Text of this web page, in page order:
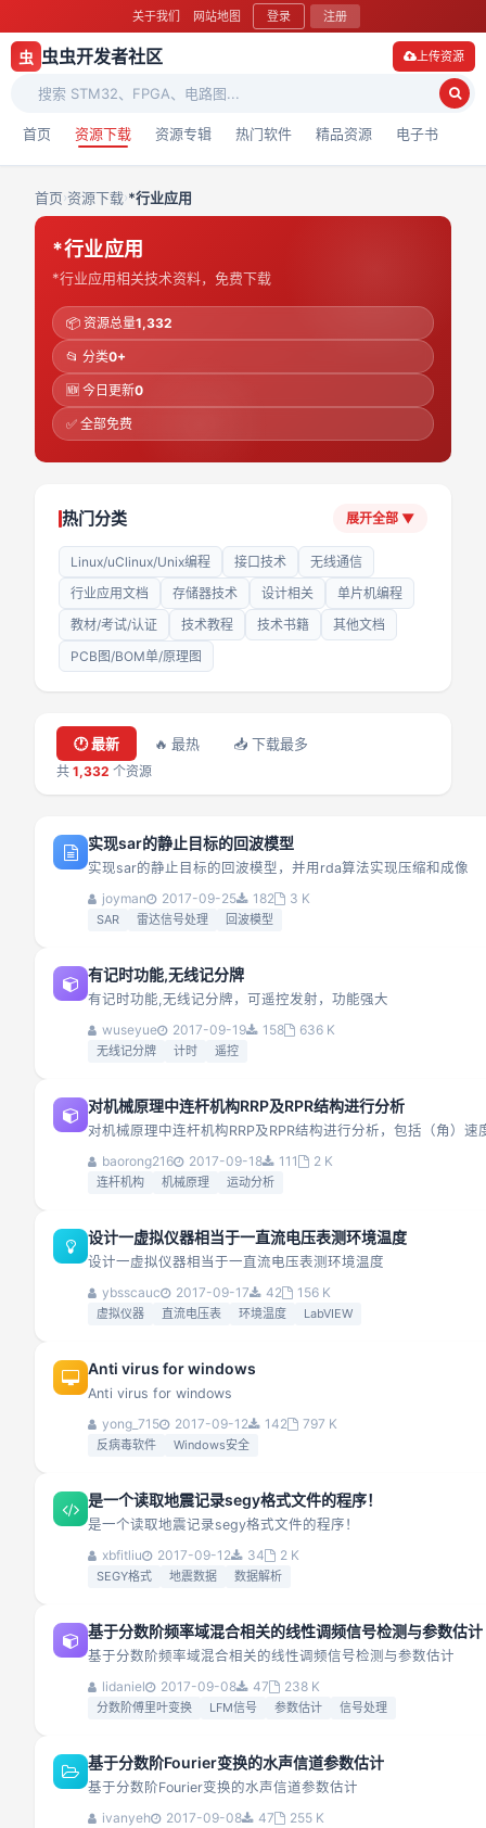
关于我们 网站地图 登录 注册
虫 虫虫开发者社区
首页 资源下载 资源专辑 热门软件 精品资源 电子书
上传资源
首页›资源下载›*行业应用
*行业应用
*行业应用相关技术资料，免费下载
📦 资源总量1,332
📂 分类0+
🆕 今日更新0
✅ 全部免费
热门分类 展开全部 ▼
Linux/uClinux/Unix编程 接口技术
无线通信
行业应用文档
存储器技术 设计相关
单片机编程
教材/考试/认证
技术教程 技术书籍
其他文档
PCB图/BOM单/原理图
🕐 最新 🔥 最热 📥 下载最多
共 1,332 个资源
实现sar的静止目标的回波模型
实现sar的静止目标的回波模型，并用rda算法实现压缩和成像
joyman
2017-09-25 182 3 K
SAR 雷达信号处理 回波模型
有记时功能,无线记分牌
有记时功能,无线记分牌，可遥控发射，功能强大
wuseyue
2017-09-19 158 636 K
无线记分牌 计时 遥控
对机械原理中连杆机构RRP及RPR结构进行分析
对机械原理中连杆机构RRP及RPR结构进行分析，包括（角）
baorong216
2017-09-18 111 2 K
连杆机构 机械原理 运动分析
设计一虚拟仪器相当于一直流电压表测环境温度
设计一虚拟仪器相当于一直流电压表测环境温度
ybsscauc
2017-09-17 42 156 K
虚拟仪器 直流电压表 环境温度 LabVIEW
Anti virus for windows
Anti virus for windows
yong_715
2017-09-12 142 797 K
反病毒软件 Windows安全
是一个读取地震记录segy格式文件的程序！
是一个读取地震记录segy格式文件的程序！
xbfitliu
2017-09-12 34 2 K
SEGY格式 地震数据 数据解析
基于分数阶频率域混合相关的线性调频信号检测与参数估计
基于分数阶频率域混合相关的线性调频信号检测与参数估计
lidaniel
2017-09-08 47 238 K
分数阶傅里叶变换 LFM信号 参数估计 信号处理
基于分数阶Fourier变换的水声信道参数估计
基于分数阶Fourier变换的水声信道参数估计
ivanyeh
2017-09-08 47 255 K